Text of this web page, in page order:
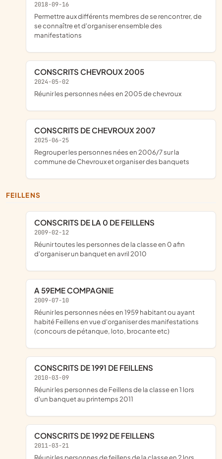
2018-09-16
permettre aux différents membres de se rencontrer, de
se connaître et d'organiser ensemble des
manifestations
CONSCRITS CHEVROUX 2005
2024-05-02
réunir les personnes nées en 2005 de chevroux
CONSCRITS DE CHEVROUX 2007
2025-06-25
regrouper les personnes nées en 2006/7 sur la
commune de Chevroux et organiser des banquets
FEILLENS
CONSCRITS DE LA 0 DE FEILLENS
2009-02-12
réunir toutes les personnes de la classe en 0 afin
d'organiser un banquet en avril 2010
A 59EME COMPAGNIE
2009-07-10
réunir les personnes nées en 1959 habitant ou ayant
habité Feillens en vue d'organiser des manifestations
(concours de pétanque, loto, brocante etc)
CONSCRITS DE 1991 DE FEILLENS
2010-03-09
réunir les personnes de Feillens de la classe en 1 lors
d'un banquet au printemps 2011
CONSCRITS DE 1992 DE FEILLENS
2011-03-21
réunir les personnes de feillens de la classe en 2 lors